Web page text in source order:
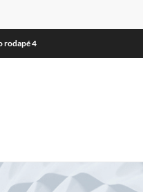
rodapé4